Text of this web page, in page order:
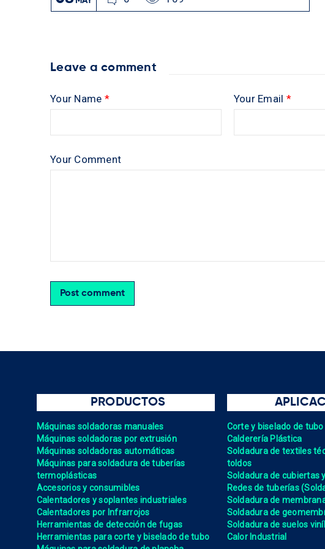
Leave a comment
Your Name * Your Email *
Your Comment
Post comment
PRODUCTOS
Máquinas soldadoras manuales
Máquinas soldadoras por extrusión
Máquinas soldadoras automáticas
Máquinas para soldadura de tuberías
termoplásticas
Accesorios y consumibles
Calentadores y soplantes industriales
Calentadores por Infrarrojos
Herramientas de detección de fugas
Herramientas para corte y biselado de tubo
Corte y biselado de tubo
Calderería Plástica
Soldadura de textiles
toldos
Soldadura de cubiertas
Redes de tuberías
Soldadura de
Soldadura de
Soldadura de suelos
Calor Industrial